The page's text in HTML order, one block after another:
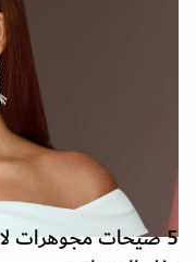
5 صيحات مجوهرات لا